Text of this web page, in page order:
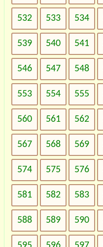
532 533 534
539 540 541
546 547 548
553 554 555
560 561 562
567 568 569
574 575 576
581 582 583
588 589 590